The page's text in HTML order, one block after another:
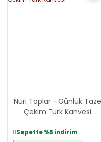
Nuri Toplar - Günlük Taze
Çekim Türk Kahvesi
Sepette%5 indirim